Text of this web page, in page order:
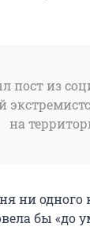
пост из
на
ни одного
бы «до